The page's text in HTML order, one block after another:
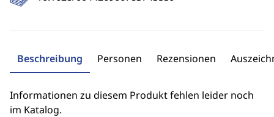
Beschreibung Personen Rezensionen
Informationen zu diesem Produkt fehlen leider noch
im Katalog.